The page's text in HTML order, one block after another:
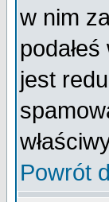
w nim
jest
Powrót